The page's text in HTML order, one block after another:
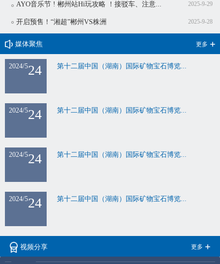
AYO音乐节 ! 郴州站Hi玩攻略 ！接驳车、注意... 2025-9-29
开启预售！“湘超”郴州VS株洲 2025-9-28
媒体聚焦 更多
24
2024/5 第十二届中国（湖南）国际矿物宝石博览...
24
2024/5 第十二届中国（湖南）国际矿物宝石博览...
24
2024/5 第十二届中国（湖南）国际矿物宝石博览...
24
2024/5 第十二届中国（湖南）国际矿物宝石博览...
视频分享 更多